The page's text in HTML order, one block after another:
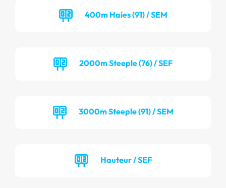
400m Haies (91) / SEM
2000m Steeple (76) / SEF
3000m Steeple (91) / SEM
Hauteur / SEF